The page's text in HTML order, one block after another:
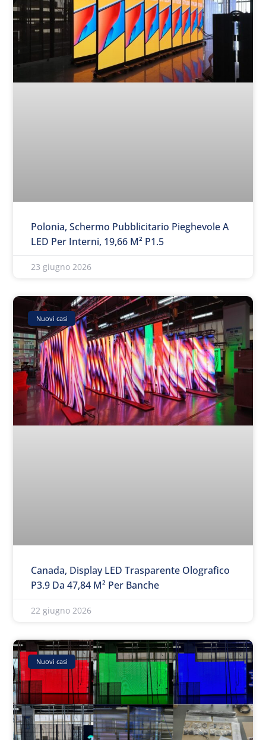
Polonia, Schermo Pubblicitario Pieghevole A
LED Per Interni, 19,66 M² P1.5
23 giugno 2026
Nuovi casi
Canada, Display LED Trasparente Olografico
P3.9 Da 47,84 M² Per Banche
22 giugno 2026
Nuovi casi